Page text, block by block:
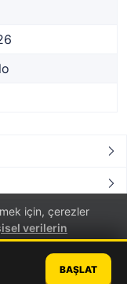
için, çerezler
verilerin
Hazırlanmıştır.
BAŞLAT